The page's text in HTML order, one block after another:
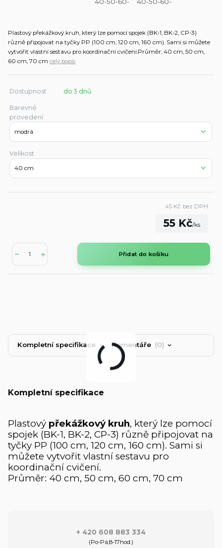
Plastový překážkový kruh, který lze pomocí spojek (BK-1, BK-2, CP-3)
různě připojovat na tyčky PP (100 cm, 120 cm, 160 cm). Sami si můžete
vytvořit vlastní sestavu pro koordinační cvičení.Průměr: 40 cm, 50 cm,
60 cm, 70 cm celý popis
Dostupnost do 3 dnů
Barevné
provedení
Velikost
55 Kč/ks
45 Kč bez DPH
Přidat do košíku
Kompletní specifikace Komentáře 0
Kompletní specifikace
Plastový překážkový kruh, který lze pomocí
spojek (BK-1, BK-2, CP-3) různě připojovat na
tyčky PP (100 cm, 120 cm, 160 cm). Sami si
můžete vytvořit vlastní sestavu pro
koordinační cvičení.
Průměr: 40 cm, 50 cm, 60 cm, 70 cm
+ 420 608 883 334
(Po-Pá,8-17hod.)